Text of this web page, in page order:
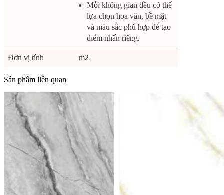
Mỗi không gian đều có thể
lựa chọn hoa văn, bề mặt
và màu sắc phù hợp để tạo
điểm nhấn riêng.
Đơn vị tính m2
Sản phẩm liên quan